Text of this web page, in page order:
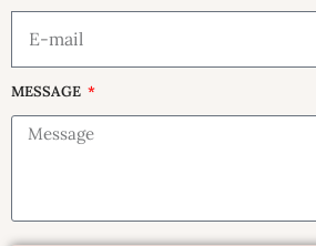
MESSAGE